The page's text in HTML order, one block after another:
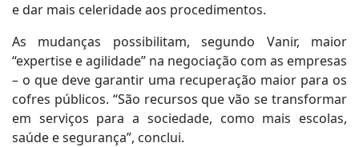
e dar mais celeridade aos procedimentos.
As mudanças possibilitam, segundo Vanir, maior
“expertise e agilidade” na negociação com as empresas
– o que deve garantir uma recuperação maior para os
cofres públicos. “São recursos que vão se transformar
em serviços para a sociedade, como mais escolas,
saúde e segurança”, conclui.